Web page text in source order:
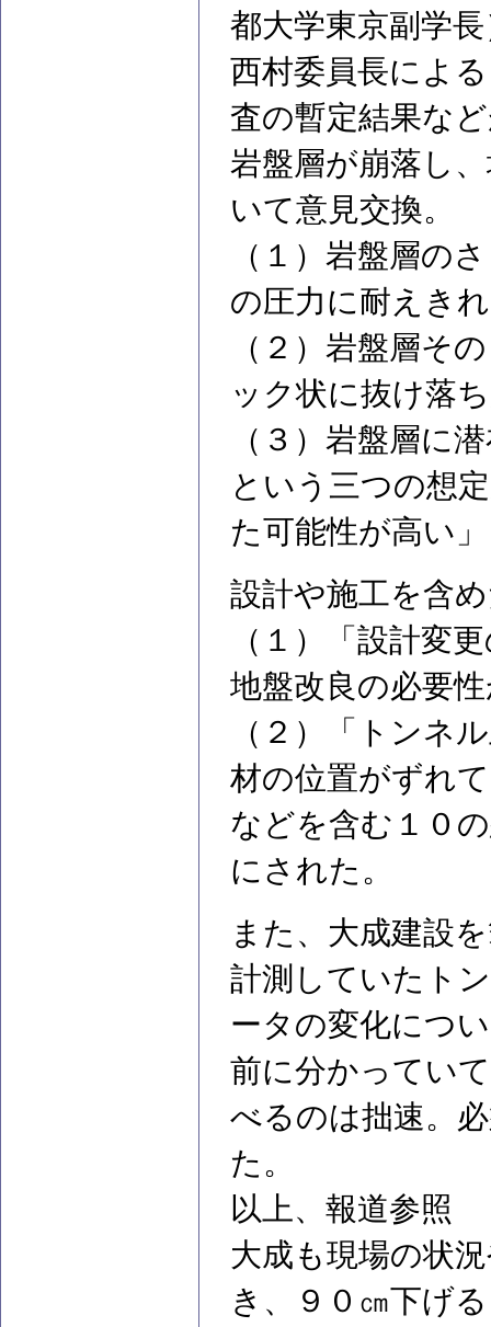
都大学東京副学
西村委員長によ
査の暫定結果な
岩盤層が崩落し
いて意見交換。
（１）岩盤層の
の圧力に耐えき
（２）岩盤層そ
ック状に抜け落
（３）岩盤層に
という三つの想
た可能性が高い
設計や施工を含
（１）「設計変
地盤改良の必要
（２）「トンネ
材の位置がずれ
などを含む１０
にされた。
また、大成建設
計測していたト
ータの変化につ
前に分かってい
べるのは拙速。
た。
以上、報道参照
大成も現場の状
き、９０㎝下げ